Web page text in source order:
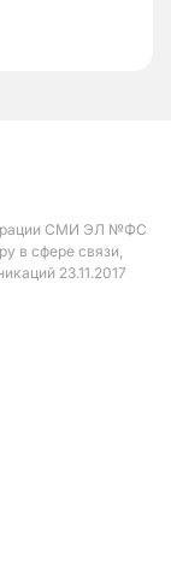
СМИ ЭЛ №ФС
в сфере связи,
23.11.2017